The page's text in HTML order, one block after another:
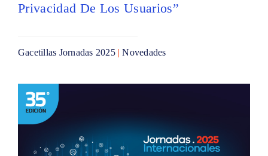
Privacidad De Los Usuarios”
Gacetillas Jornadas 2025|Novedades